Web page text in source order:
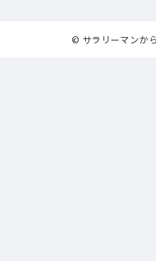
© サラリーマンか